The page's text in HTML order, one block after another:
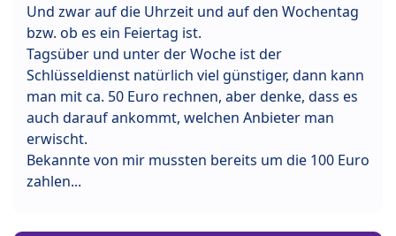
Und zwar auf die Uhrzeit und auf den Wochentag
bzw. ob es ein Feiertag ist.
Tagsüber und unter der Woche ist der
Schlüsseldienst natürlich viel günstiger, dann kann
man mit ca. 50 Euro rechnen, aber denke, dass es
auch darauf ankommt, welchen Anbieter man
erwischt.
Bekannte von mir mussten bereits um die 100 Euro
zahlen...